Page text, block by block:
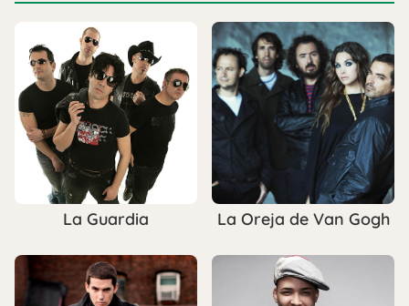
La Guardia La Oreja de Van Gogh